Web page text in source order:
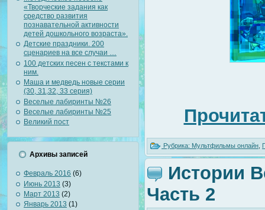
«Творческие задания как
средство развития
познавательной активности
детей дошкольного возраста».
Детские праздники. 200
сценариев на все случаи …
100 детских песен с текстами к
ним.
Маша и медведь новые серии
(30, 31,32, 33 серия)
Веселые лабиринты №26
Веселые лабиринты №25
Великий пост
Архивы записей
Февраль 2016 (6)
Июнь 2013 (3)
Март 2013 (2)
Январь 2013 (1)
Рубрика: Мультфильмы онлайн
Истории
Часть 2